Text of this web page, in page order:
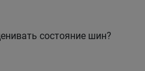
состояние шин?